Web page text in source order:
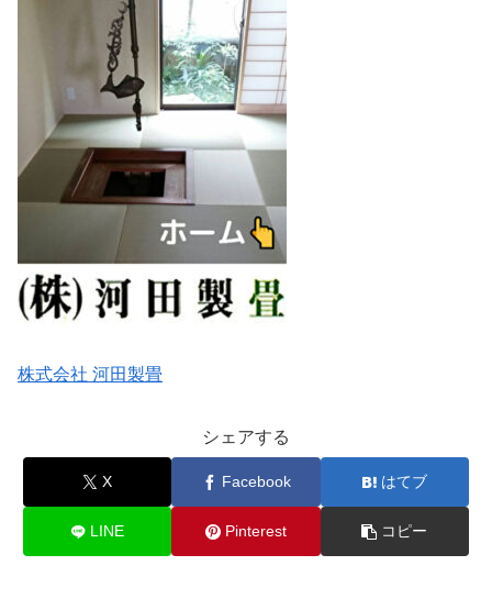
株式会社 河田製畳
シェアする
X Facebook はてブ
LINE Pinterest コピー